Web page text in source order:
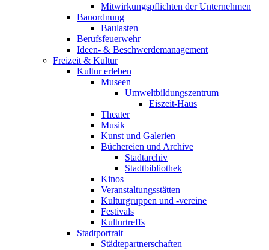
Mitwirkungspflichten der Unternehmen
Bauordnung
Baulasten
Berufsfeuerwehr
Ideen- & Beschwerdemanagement
Freizeit & Kultur
Kultur erleben
Museen
Umweltbildungszentrum
Eiszeit-Haus
Theater
Musik
Kunst und Galerien
Büchereien und Archive
Stadtarchiv
Stadtbibliothek
Kinos
Veranstaltungsstätten
Kulturgruppen und -vereine
Festivals
Kulturtreffs
Stadtportrait
Städtepartnerschaften